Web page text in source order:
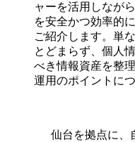
ャーを活用しなが
を安全かつ効率的
ご紹介します。単
とどまらず、個人
べき情報資産を整
運用のポイントに
仙台を拠点に、